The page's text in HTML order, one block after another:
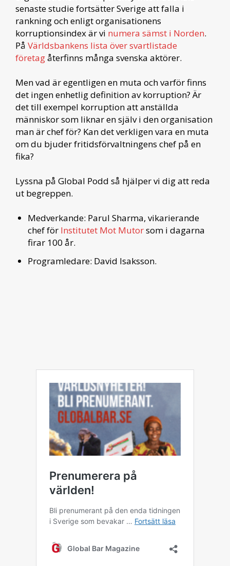
senaste studie fortsätter Sverige att falla i
rankning och enligt organisationens
korruptionsindex är vi numera sämst i Norden.
På Världsbankens lista över svartlistade
företagåterfinns många svenska aktörer.
Men vad är egentligen en muta och varför finns
det ingen enhetlig definition av korruption? Är
det till exempel korruption att anställda
människor som liknar en själv i den organisation
man är chef för? Kan det verkligen vara en muta
om du bjuder fritidsförvaltningens chef på en
fika?
Lyssna på Global Podd så hjälper vi dig att reda
ut begreppen.
Medverkande: Parul Sharma, vikarierande
chef för Institutet Mot Mutorsom i dagarna
firar 100 år.
Programledare: David Isaksson.